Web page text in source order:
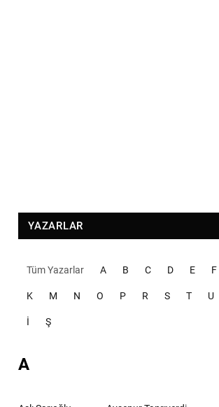
YAZARLAR
Tüm Yazarlar A B C D E F
K M N O P R S T U
İ Ş
A